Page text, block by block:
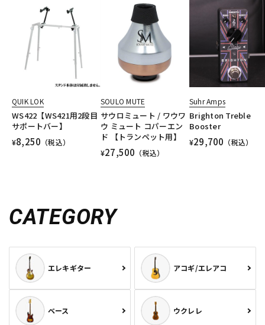
QUIK LOK
WS422【WS421用2段目
サポートバー】
¥8,250 （税込）
SOULO MUTE
サウロミュート / ワウワ
ウ ミュート コパーエン
ド 【トランペット用】
¥27,500 （税込）
Suhr Amps
Brighton Treble
Booster
¥29,700 （税込）
CATEGORY
エレキギター アコギ/エレアコ
ベース ウクレレ